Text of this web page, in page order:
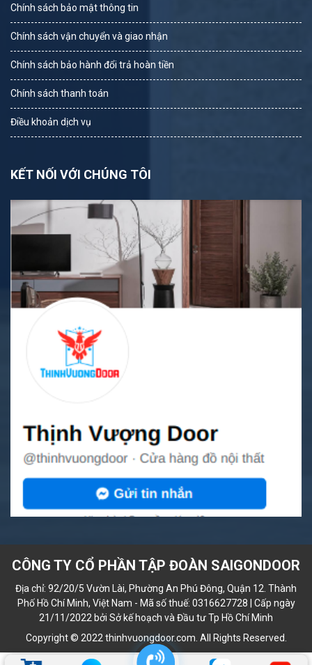
Chính sách bảo mật thông tin
Chính sách vận chuyển và giao nhận
Chính sách bảo hành đổi trả hoàn tiền
Chính sách thanh toán
Điều khoản dịch vụ
KẾT NỐI VỚI CHÚNG TÔI
CÔNG TY CỔ PHẦN TẬP ĐOÀN SAIGONDOOR
Địa chỉ: 92/20/5 Vườn Lài, Phường An Phú Đông, Quận 12. Thành
Phố Hồ Chí Minh, Việt Nam - Mã số thuế: 0316627728 | Cấp ngày
21/11/2022 bởi Sở kế hoạch và Đầu tư Tp Hồ Chí Minh
Copyright © 2022 thinhvuongdoor.com. All Rights Reserved.